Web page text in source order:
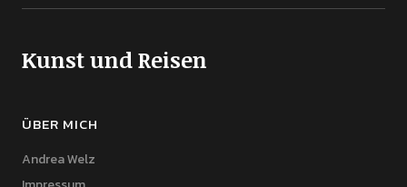
Kunst und Reisen
ÜBER MICH
Andrea Welz